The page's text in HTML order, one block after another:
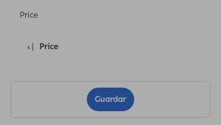
Price
Price
Guardar